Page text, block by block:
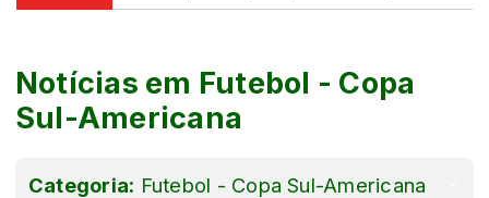
Notícias em Futebol - Copa
Sul-Americana
Categoria: Futebol - Copa Sul-Americana